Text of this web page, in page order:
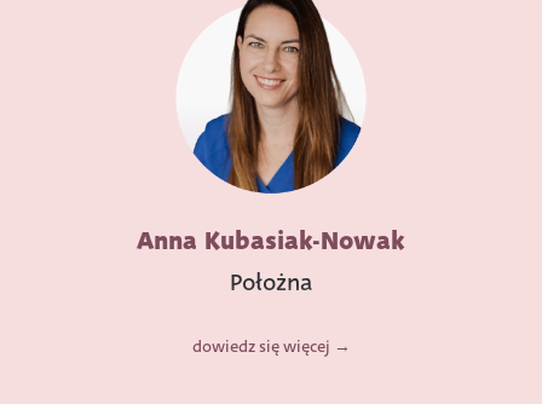
Anna Kubasiak-Nowak
Położna
dowiedz się więcej